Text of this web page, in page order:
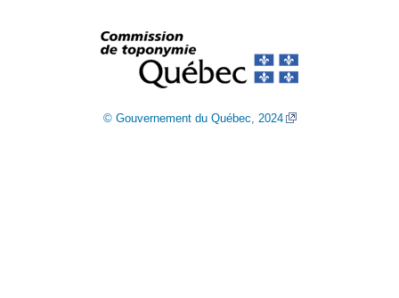
© Gouvernement du Québec, 2024